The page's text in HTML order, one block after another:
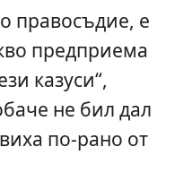
правосъдие, е
предприема
казуси“,
не бил дал
по-рано от